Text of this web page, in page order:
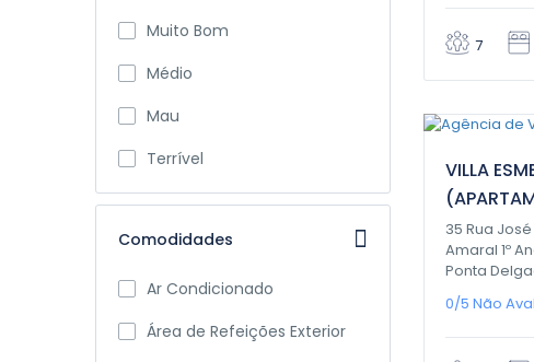
Muito Bom
Médio
Mau
Terrível
Comodidades
Ar Condicionado
Área de Refeições Exterior
7
VILLA
35 Rua
Amaral 1º
Ponta
0/5 Não